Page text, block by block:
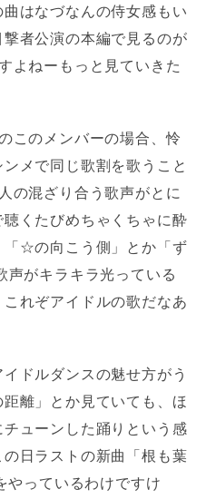
はなづなんの侍女感もい
者公演の本編で見るのが
よねーもっと見ていきた
このメンバーの場合、怜
メで同じ歌割を歌うこと
の混ざり合う歌声がとに
くたびめちゃくちゃに酔
「☆の向こう側」とか「ず
声がキラキラ光っている
れぞアイドルの歌だなあ
ドルダンスの魅せ方がう
離」とか見ていても、ほ
ューンした踊りという感
日ラストの新曲「根も葉
やっているわけですけ